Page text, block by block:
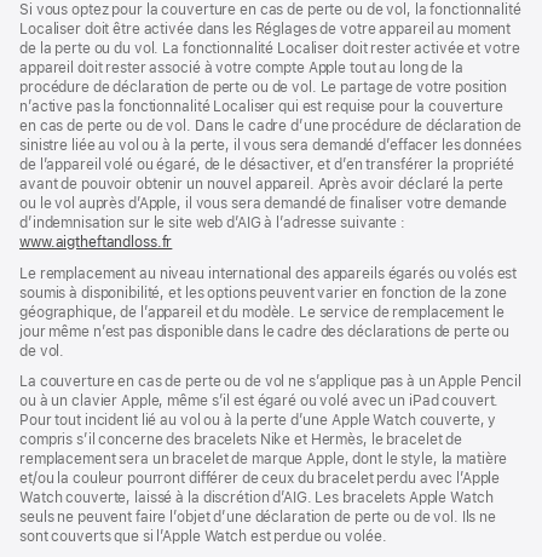
Si vous optez pour la couverture en cas de perte ou de vol, la fonctionnalité
Localiser doit être activée dans les Réglages de votre appareil au moment
de la perte ou du vol. La fonctionnalité Localiser doit rester activée et votre
appareil doit rester associé à votre compte Apple tout au long de la
procédure de déclaration de perte ou de vol. Le partage de votre position
n’active pas la fonctionnalité Localiser qui est requise pour la couverture
en cas de perte ou de vol. Dans le cadre d’une procédure de déclaration de
sinistre liée au vol ou à la perte, il vous sera demandé d’effacer les données
de l’appareil volé ou égaré, de le désactiver, et d’en transférer la propriété
avant de pouvoir obtenir un nouvel appareil. Après avoir déclaré la perte
ou le vol auprès d’Apple, il vous sera demandé de finaliser votre demande
d’indemnisation sur le site web d’AIG à l’adresse suivante :
www.aigtheftandloss.fr
une
nouvelle
fenêtre)
Le remplacement au niveau international des appareils égarés ou volés est
soumis à disponibilité, et les options peuvent varier en fonction de la zone
géographique, de l’appareil et du modèle. Le service de remplacement le
jour même n’est pas disponible dans le cadre des déclarations de perte ou
de vol.
La couverture en cas de perte ou de vol ne s’applique pas à un Apple Pencil
ou à un clavier Apple, même s’il est égaré ou volé avec un iPad couvert.
Pour tout incident lié au vol ou à la perte d’une Apple Watch couverte, y
compris s’il concerne des bracelets Nike et Hermès, le bracelet de
remplacement sera un bracelet de marque Apple, dont le style, la matière
et/ou la couleur pourront différer de ceux du bracelet perdu avec l’Apple
Watch couverte, laissé à la discrétion d’AIG. Les bracelets Apple Watch
seuls ne peuvent faire l’objet d’une déclaration de perte ou de vol. Ils ne
sont couverts que si l’Apple Watch est perdue ou volée.